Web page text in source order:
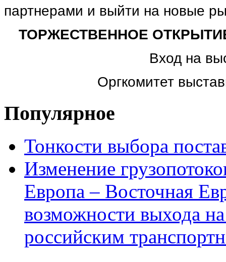
партнерами и выйти на новые
ТОРЖЕСТВЕННОЕ
Вход на
Оргкомитет
Популярное
Тонкости выбора
Изменение
Европа – Восточная
возможности выхода
российским